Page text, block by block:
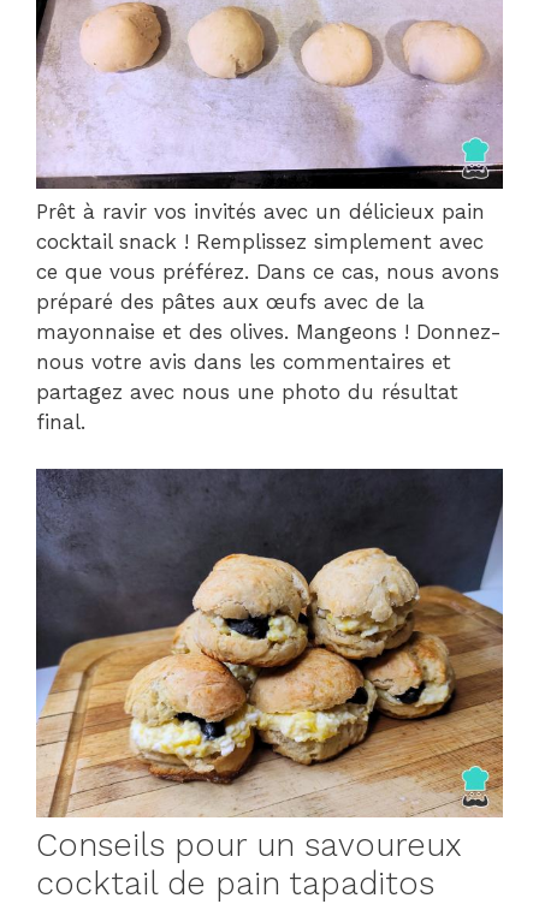
Prêt à ravir vos invités avec un délicieux pain
cocktail snack ! Remplissez simplement avec
ce que vous préférez. Dans ce cas, nous avons
préparé des pâtes aux œufs avec de la
mayonnaise et des olives. Mangeons ! Donnez-
nous votre avis dans les commentaires et
partagez avec nous une photo du résultat
final.
Conseils pour un savoureux
cocktail de pain tapaditos